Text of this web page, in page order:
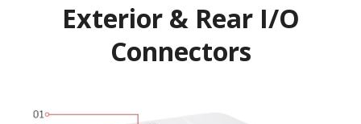
Exterior & Rear I/O
Connectors